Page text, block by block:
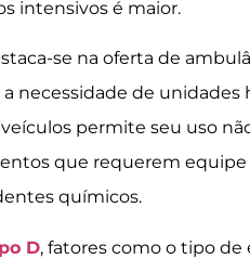
intensivos é maior.
se na oferta de
necessidade de unidades
permite seu uso
que requerem equipe
químicos.
D, fatores como o tipo